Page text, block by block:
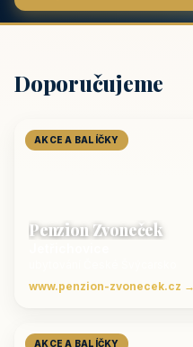
Doporučujeme
AKCE A BALÍČKY
Penzion Zvoneček
www.penzion-zvonecek.cz →
AKCE A BALÍČKY